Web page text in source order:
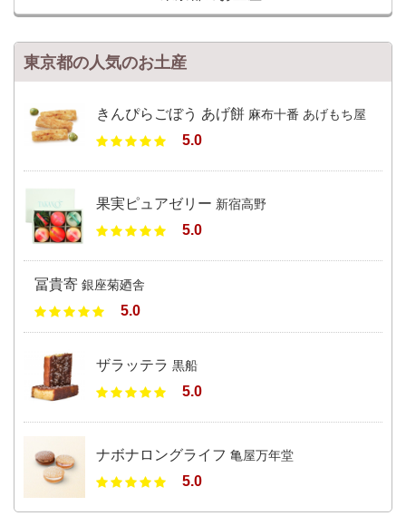
東京都の人気のお土産
きんぴらごぼう あげ餅 麻布十番 あげもち屋
5.0
果実ピュアゼリー 新宿高野
5.0
冨貴寄 銀座菊廼舎
5.0
ザラッテラ 黒船
5.0
ナボナロングライフ 亀屋万年堂
5.0